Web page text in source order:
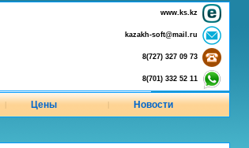
www.ks.kz
kazakh-soft@mail.ru
8(727) 327 09 73
8(701) 332 52 11
Цены Новости